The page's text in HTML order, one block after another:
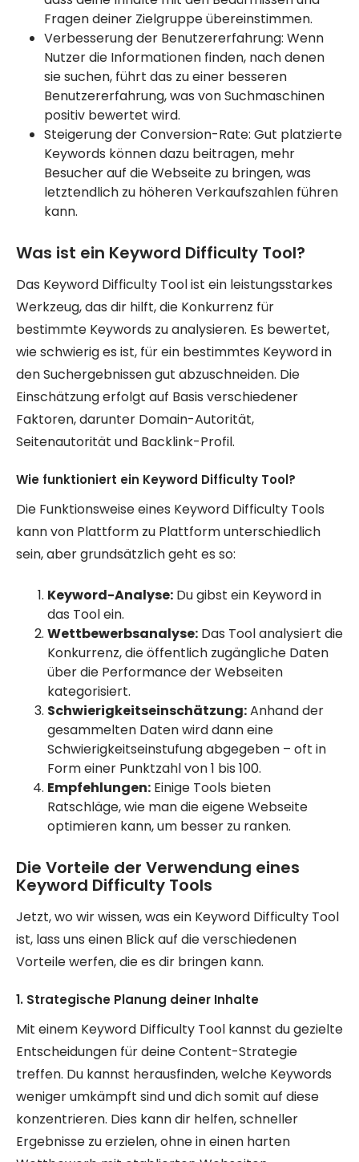
Fragen deiner Zielgruppe übereinstimmen.
Verbesserung der Benutzererfahrung: Wenn
Nutzer die Informationen finden, nach denen
sie suchen, führt das zu einer besseren
Benutzererfahrung, was von Suchmaschinen
positiv bewertet wird.
Steigerung der Conversion-Rate: Gut platzierte
Keywords können dazu beitragen, mehr
Besucher auf die Webseite zu bringen, was
letztendlich zu höheren Verkaufszahlen führen
kann.
Was ist ein Keyword Difficulty Tool?
Das Keyword Difficulty Tool ist ein leistungsstarkes
Werkzeug, das dir hilft, die Konkurrenz für
bestimmte Keywords zu analysieren. Es bewertet,
wie schwierig es ist, für ein bestimmtes Keyword in
den Suchergebnissen gut abzuschneiden. Die
Einschätzung erfolgt auf Basis verschiedener
Faktoren, darunter Domain-Autorität,
Seitenautorität und Backlink-Profil.
Wie funktioniert ein Keyword Difficulty Tool?
Die Funktionsweise eines Keyword Difficulty Tools
kann von Plattform zu Plattform unterschiedlich
sein, aber grundsätzlich geht es so:
Keyword-Analyse: Du gibst ein Keyword in
das Tool ein.
Wettbewerbsanalyse: Das Tool analysiert die
Konkurrenz, die öffentlich zugängliche Daten
über die Performance der Webseiten
kategorisiert.
Schwierigkeitseinschätzung:Anhand der
gesammelten Daten wird dann eine
Schwierigkeitseinstufung abgegeben – oft in
Form einer Punktzahl von 1 bis 100.
Empfehlungen: Einige Tools bieten
Ratschläge, wie man die eigene Webseite
optimieren kann, um besser zu ranken.
Die Vorteile der Verwendung eines
Keyword Difficulty Tools
Jetzt, wo wir wissen, was ein Keyword Difficulty Tool
ist, lass uns einen Blick auf die verschiedenen
Vorteile werfen, die es dir bringen kann.
1. Strategische Planung deiner Inhalte
Mit einem Keyword Difficulty Tool kannst du gezielte
Entscheidungen für deine Content-Strategie
treffen. Du kannst herausfinden, welche Keywords
weniger umkämpft sind und dich somit auf diese
konzentrieren. Dies kann dir helfen, schneller
Ergebnisse zu erzielen, ohne in einen harten